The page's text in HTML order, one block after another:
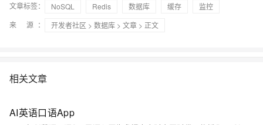
文章标签： NoSQL Redis 数据库 缓存
监控
来 源：
开发者社区 > 数据库 > 文章 > 正文
相关文章
AI英语口语App